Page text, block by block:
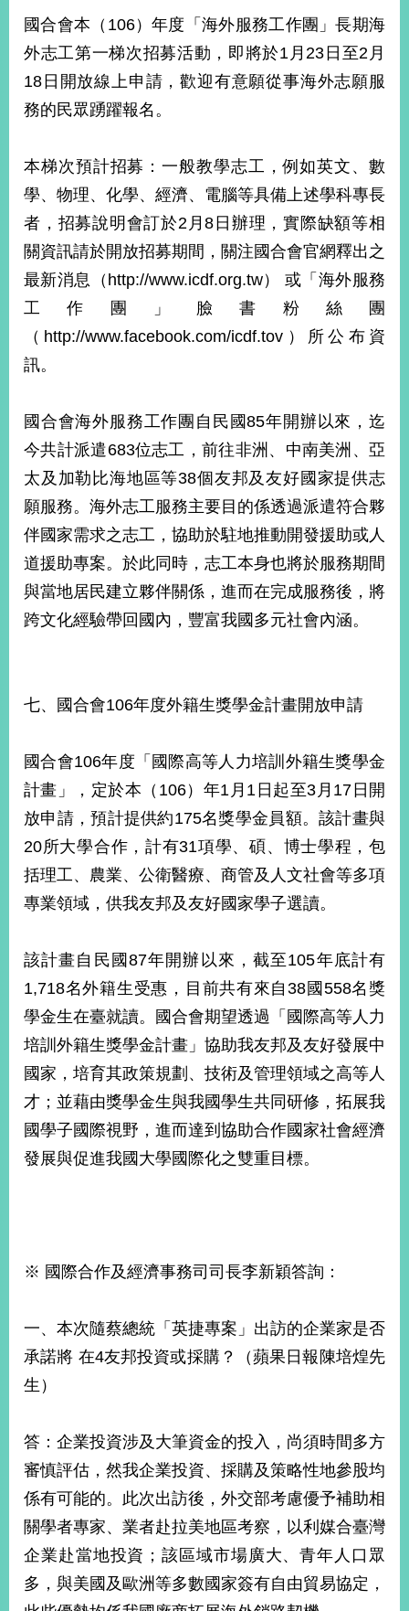
國合會本（106）年度「海外服務工作團」長期海
外志工第一梯次招募活動，即將於1月23日至2月
18日開放線上申請，歡迎有意願從事海外志願服
務的民眾踴躍報名。
本梯次預計招募：一般教學志工，例如英文、數
學、物理、化學、經濟、電腦等具備上述學科專長
者，招募說明會訂於2月8日辦理，實際缺額等相
關資訊請於開放招募期間，關注國合會官網釋出之
最新消息（http://www.icdf.org.tw） 或「海外服務
工作團」臉書粉絲團
（http://www.facebook.com/icdf.tov）所公布資
訊。
國合會海外服務工作團自民國85年開辦以來，迄
今共計派遣683位志工，前往非洲、中南美洲、亞
太及加勒比海地區等38個友邦及友好國家提供志
願服務。海外志工服務主要目的係透過派遣符合夥
伴國家需求之志工，協助於駐地推動開發援助或人
道援助專案。於此同時，志工本身也將於服務期間
與當地居民建立夥伴關係，進而在完成服務後，將
跨文化經驗帶回國內，豐富我國多元社會內涵。
七、國合會106年度外籍生獎學金計畫開放申請
國合會106年度「國際高等人力培訓外籍生獎學金
計畫」，定於本（106）年1月1日起至3月17日開
放申請，預計提供約175名獎學金員額。該計畫與
20所大學合作，計有31項學、碩、博士學程，包
括理工、農業、公衛醫療、商管及人文社會等多項
專業領域，供我友邦及友好國家學子選讀。
該計畫自民國87年開辦以來，截至105年底計有
1,718名外籍生受惠，目前共有來自38國558名獎
學金生在臺就讀。國合會期望透過「國際高等人力
培訓外籍生獎學金計畫」協助我友邦及友好發展中
國家，培育其政策規劃、技術及管理領域之高等人
才；並藉由獎學金生與我國學生共同研修，拓展我
國學子國際視野，進而達到協助合作國家社會經濟
發展與促進我國大學國際化之雙重目標。
※ 國際合作及經濟事務司司長李新穎答詢：
一、本次隨蔡總統「英捷專案」出訪的企業家是否
承諾將 在4友邦投資或採購？（蘋果日報陳培煌先
生）
答：企業投資涉及大筆資金的投入，尚須時間多方
審慎評估，然我企業投資、採購及策略性地參股均
係有可能的。此次出訪後，外交部考慮優予補助相
關學者專家、業者赴拉美地區考察，以利媒合臺灣
企業赴當地投資；該區域市場廣大、青年人口眾
多，與美國及歐洲等多數國家簽有自由貿易協定，